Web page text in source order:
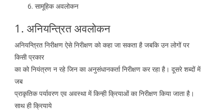
सामूहिक अवलोकन
1. अनियन्त्रित अवलोकन
अनियन्त्रित निरीक्षण ऐसे निरीक्षण को कहा जा सकता है जबकि उन लोगों पर
किसी प्रकार
का को नियंत्रण न रहे जिन का अनुसंधानकर्ता निरीक्षण कर रहा है। दूसरे शब्दों में
जब
प्राकृतिक पर्यावरण एव अवस्था में किन्ही क्रियाओं का निरीक्षण किया जाता है।
साथ ही क्रियाये